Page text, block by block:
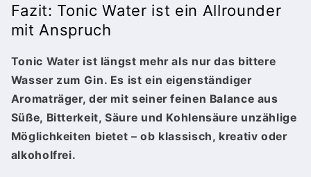
Fazit: Tonic Water ist ein Allrounder
mit Anspruch
Tonic Water ist längst mehr als nur das bittere
Wasser zum Gin. Es ist ein eigenständiger
Aromaträger, der mit seiner feinen Balance aus
Süße, Bitterkeit, Säure und Kohlensäure unzählige
Möglichkeiten bietet – ob klassisch, kreativ oder
alkoholfrei.